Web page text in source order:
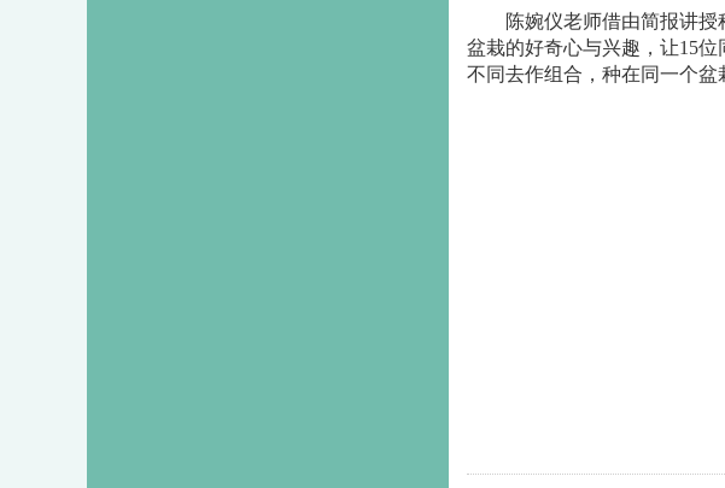
陈婉仪老师借由简报讲授种
盆栽的好奇心与兴趣，让15
不同去作组合，种在同一个盆